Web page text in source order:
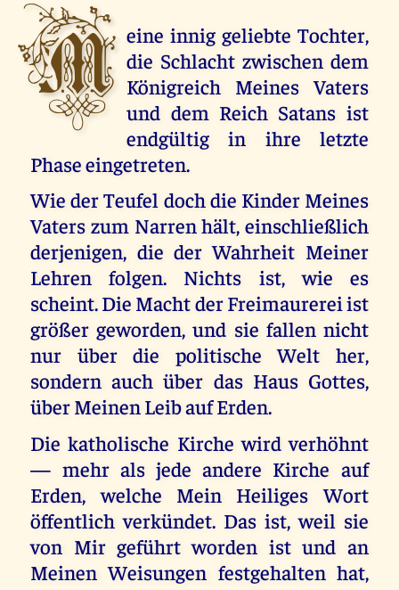
M eine innig geliebte Tochter,
die Schlacht zwischen dem
Königreich Meines Vaters
und dem Reich Satans ist
endgültig in ihre letzte
Phase eingetreten.
Wie der Teufel doch die Kinder Meines
Vaters zum Narren hält, einschließlich
derjenigen, die der Wahrheit Meiner
Lehren folgen. Nichts ist, wie es
scheint. Die Macht der Freimaurerei ist
größer geworden, und sie fallen nicht
nur über die politische Welt her,
sondern auch über das Haus Gottes,
über Meinen Leib auf Erden.
Die katholische Kirche wird verhöhnt
— mehr als jede andere Kirche auf
Erden, welche Mein Heiliges Wort
öffentlich verkündet. Das ist, weil sie
von Mir geführt worden ist und an
Meinen Weisungen festgehalten hat,